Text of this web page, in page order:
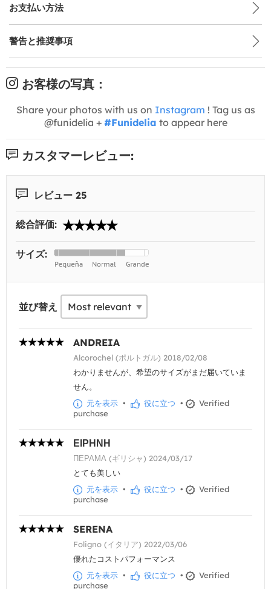
お支払い方法
警告と推奨事項
お客様の写真：
Share your photos with us on Instagram ! Tag us as
@funidelia + #Funidelia to appear here
カスタマーレビュー:
レビュー 25
総合評価:
サイズ:
並び替え
ANDREIA
Alcorochel (ポルトガル) 2018/02/08
わかりませんが、希望のサイズがまだ届いていま
せん。
元を表示 • 役に立つ •
Verified
purchase
ΕΙΡΗΝΗ
ΠΕΡΑΜΑ (ギリシャ) 2024/03/17
とても美しい
元を表示 • 役に立つ •
Verified
purchase
SERENA
Foligno (イタリア) 2022/03/06
優れたコストパフォーマンス
元を表示 • 役に立つ •
Verified
purchase